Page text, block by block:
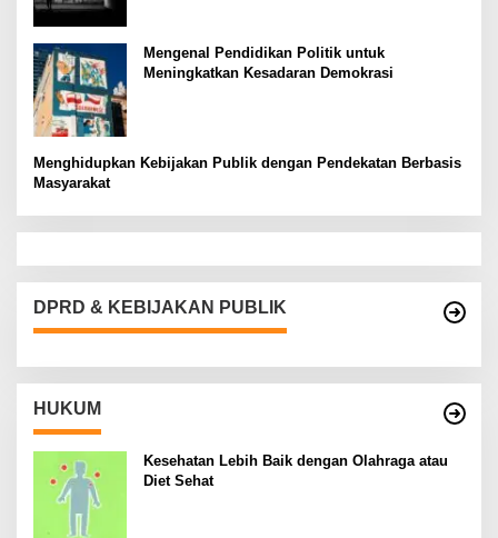
Mengenal Pendidikan Politik untuk
Meningkatkan Kesadaran Demokrasi
Menghidupkan Kebijakan Publik dengan Pendekatan Berbasis
Masyarakat
DPRD & KEBIJAKAN PUBLIK
HUKUM
Kesehatan Lebih Baik dengan Olahraga atau
Diet Sehat